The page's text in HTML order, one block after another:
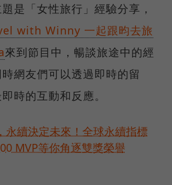
是「女性旅行」經驗分享，
with Winny 一起跟昀去旅
來到節目中，暢談旅途中的經
網友們可以透過即時的留
時的互動和反應。
永續決定未來！全球永續指標
MVP等你角逐雙獎榮譽